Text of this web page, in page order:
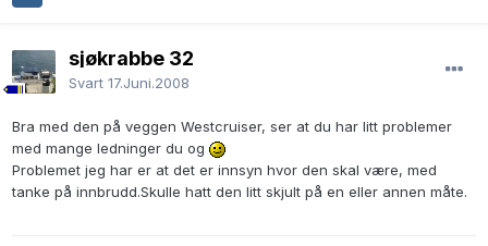
sjøkrabbe 32
Svart 17.Juni.2008
Bra med den på veggen Westcruiser, ser at du har litt problemer
med mange ledninger du og
Problemet jeg har er at det er innsyn hvor den skal være, med
tanke på innbrudd.Skulle hatt den litt skjult på en eller annen måte.